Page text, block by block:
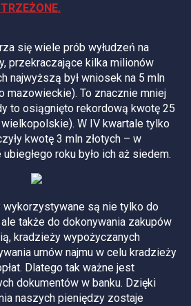
się wiele prób wyłudzeń na
przekraczające kilka milionów
najwyższą był wniosek na 5 mln
mazowieckie). To znacznie mniej
to osiągnięto rekordową kwotę 25
W IV kwartale tylko
kwotę 3 mln złotych – w
roku było ich aż siedem.
wykorzystywane są nie tylko do
także do dokonywania zakupów
kradzieży wypożyczanych
umów najmu w celu kradzieży
Dlatego tak ważne jest
dokumentów w banku. Dzięki
naszych pieniędzy zostaje